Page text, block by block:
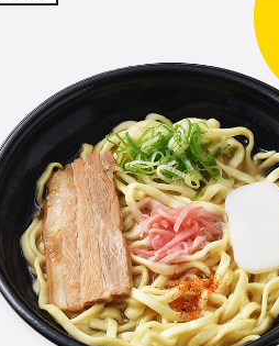
モルガサンリオ（プクプクシー
ル）